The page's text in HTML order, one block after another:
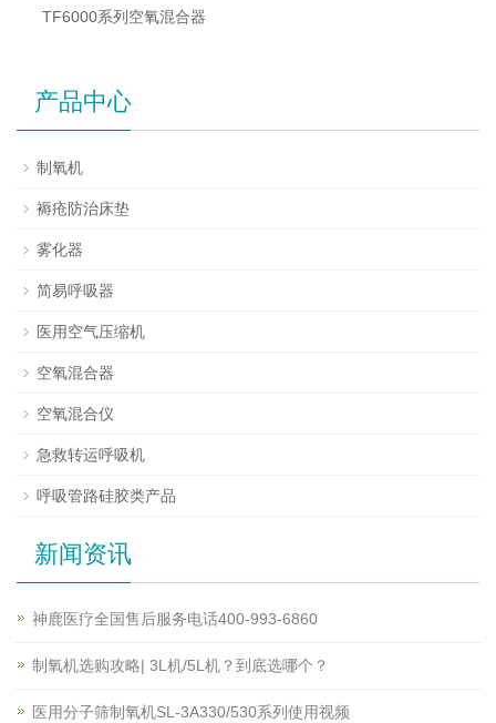
TF6000系列空氧混合器
产品中心
制氧机
褥疮防治床垫
雾化器
简易呼吸器
医用空气压缩机
空氧混合器
空氧混合仪
急救转运呼吸机
呼吸管路硅胶类产品
新闻资讯
神鹿医疗全国售后服务电话400-993-6860
制氧机选购攻略| 3L机/5L机？到底选哪个？
医用分子筛制氧机SL-3A330/530系列使用视频